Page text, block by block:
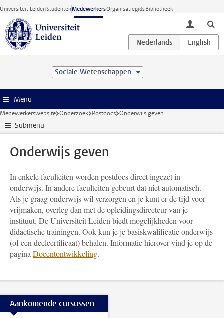
Ga direct naar de inhoud
Universiteit LeidenStudentenMedewerkersOrganisatiegidsBibliotheek
toggle
Sociale Wetenschappen
Menu
Medewerkerswebsite Onderzoek Postdocs Onderwijs geven
Submenu
Onderwijs geven
In enkele faculteiten worden postdocs direct ingezet in
onderwijs. In andere faculteiten gebeurt dat niet automatisch.
Als je graag onderwijs wil verzorgen en je kunt er de tijd voor
vrijmaken, overleg dan met de opleidingsdirecteur van je
instituut. De Universiteit Leiden biedt mogelijkheden voor
didactische trainingen. Ook kun je je basiskwalificatie onderwijs
(of een deelcertificaat) behalen. Informatie hierover vind je op de
pagina Docentontwikkeling.
Aankomende cursussen